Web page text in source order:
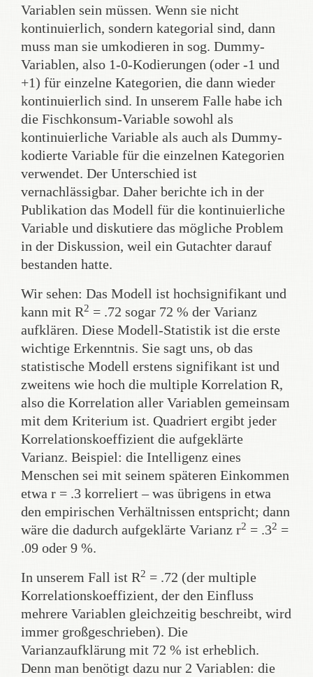
Variablen sein müssen. Wenn sie nicht
kontinuierlich, sondern kategorial sind, dann
muss man sie umkodieren in sog. Dummy-
Variablen, also 1-0-Kodierungen (oder -1 und
+1) für einzelne Kategorien, die dann wieder
kontinuierlich sind. In unserem Falle habe ich
die Fischkonsum-Variable sowohl als
kontinuierliche Variable als auch als Dummy-
kodierte Variable für die einzelnen Kategorien
verwendet. Der Unterschied ist
vernachlässigbar. Daher berichte ich in der
Publikation das Modell für die kontinuierliche
Variable und diskutiere das mögliche Problem
in der Diskussion, weil ein Gutachter darauf
bestanden hatte.
Wir sehen: Das Modell ist hochsignifikant und
kann mit R2 = .72 sogar 72 % der Varianz
aufklären. Diese Modell-Statistik ist die erste
wichtige Erkenntnis. Sie sagt uns, ob das
statistische Modell erstens signifikant ist und
zweitens wie hoch die multiple Korrelation R,
also die Korrelation aller Variablen gemeinsam
mit dem Kriterium ist. Quadriert ergibt jeder
Korrelationskoeffizient die aufgeklärte
Varianz. Beispiel: die Intelligenz eines
Menschen sei mit seinem späteren Einkommen
etwa r = .3 korreliert – was übrigens in etwa
den empirischen Verhältnissen entspricht; dann
wäre die dadurch aufgeklärte Varianz r2 = .32 =
.09 oder 9 %.
In unserem Fall ist R2 = .72 (der multiple
Korrelationskoeffizient, der den Einfluss
mehrere Variablen gleichzeitig beschreibt, wird
immer großgeschrieben). Die
Varianzaufklärung mit 72 % ist erheblich.
Denn man benötigt dazu nur 2 Variablen: die